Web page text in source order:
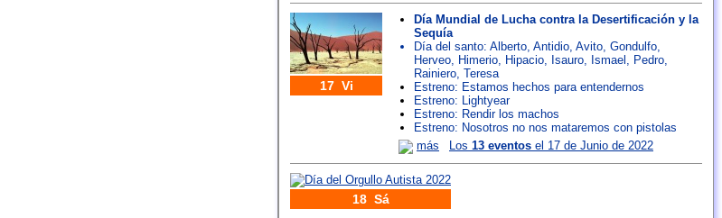
17 Vi
Día Mundial de Lucha contra la Desertificación y la
Sequía
Día del santo: Alberto, Antidio, Avito, Gondulfo,
Herveo, Himerio, Hipacio, Isauro, Ismael , Pedro,
Rainiero, Teresa
Estreno: Estamos hechos para entendernos
Estreno: Lightyear
Estreno: Rendir los machos
Estreno: Nosotros no nos mataremos con pistolas
más
Los 13 eventos el 17 de Junio de 2022
18 Sá